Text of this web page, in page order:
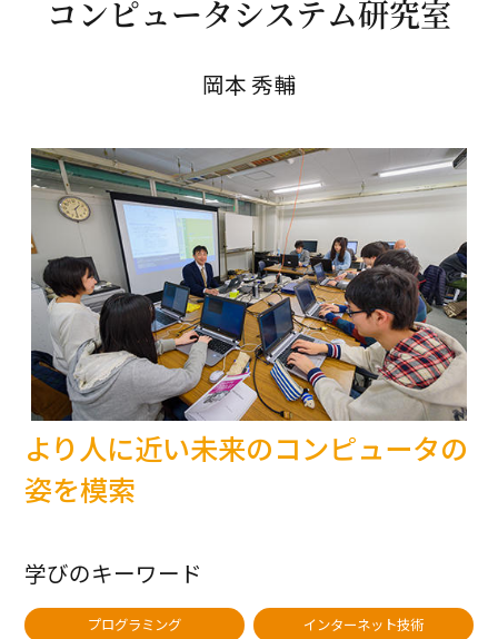
コンピュータシステム研究室
岡本 秀輔
より人に近い未来のコンピュータの
姿を模索
学びのキーワード
プログラミング インターネット技術